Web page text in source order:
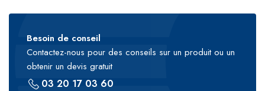
Besoin de conseil
Contactez-nous pour des conseils sur un produit ou un
obtenir un devis gratuit
03 20 17 03 60